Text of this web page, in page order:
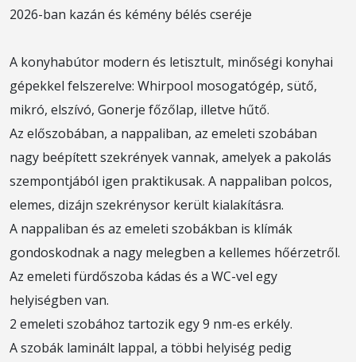
2026-ban kazán és kémény bélés cseréje
A konyhabútor modern és letisztult, minőségi konyhai
gépekkel felszerelve: Whirpool mosogatógép, sütő,
mikró, elszívó, Gonerje főzőlap, illetve hűtő.
Az előszobában, a nappaliban, az emeleti szobában
nagy beépített szekrények vannak, amelyek a pakolás
szempontjából igen praktikusak. A nappaliban polcos,
elemes, dizájn szekrénysor került kialakításra.
A nappaliban és az emeleti szobákban is klímák
gondoskodnak a nagy melegben a kellemes hőérzetről.
Az emeleti fürdőszoba kádas és a WC-vel egy
helyiségben van.
2 emeleti szobához tartozik egy 9 nm-es erkély.
A szobák laminált lappal, a többi helyiség pedig